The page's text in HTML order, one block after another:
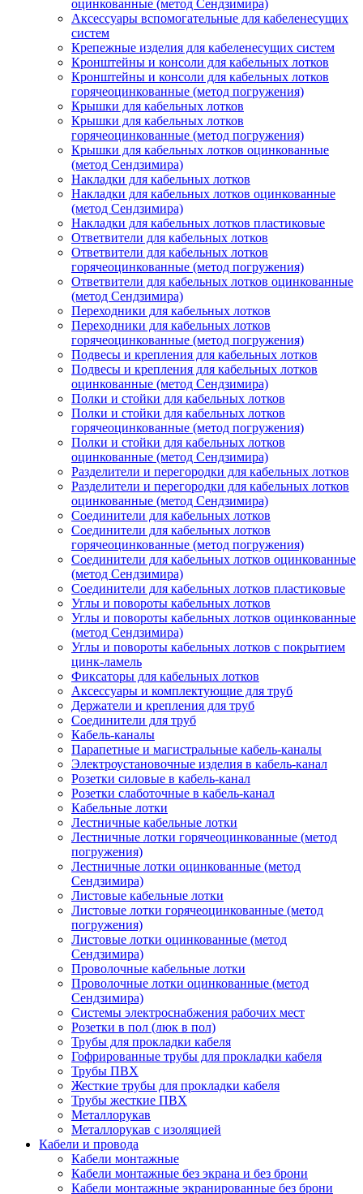
оцинкованные (метод Сендзимира)
Аксессуары вспомогательные для кабеленесущих
систем
Крепежные изделия для кабеленесущих систем
Кронштейны и консоли для кабельных лотков
Кронштейны и консоли для кабельных лотков
горячеоцинкованные (метод погружения)
Крышки для кабельных лотков
Крышки для кабельных лотков
горячеоцинкованные (метод погружения)
Крышки для кабельных лотков оцинкованные
(метод Сендзимира)
Накладки для кабельных лотков
Накладки для кабельных лотков оцинкованные
(метод Сендзимира)
Накладки для кабельных лотков пластиковые
Ответвители для кабельных лотков
Ответвители для кабельных лотков
горячеоцинкованные (метод погружения)
Ответвители для кабельных лотков оцинкованные
(метод Сендзимира)
Переходники для кабельных лотков
Переходники для кабельных лотков
горячеоцинкованные (метод погружения)
Подвесы и крепления для кабельных лотков
Подвесы и крепления для кабельных лотков
оцинкованные (метод Сендзимира)
Полки и стойки для кабельных лотков
Полки и стойки для кабельных лотков
горячеоцинкованные (метод погружения)
Полки и стойки для кабельных лотков
оцинкованные (метод Сендзимира)
Разделители и перегородки для кабельных лотков
Разделители и перегородки для кабельных лотков
оцинкованные (метод Сендзимира)
Соединители для кабельных лотков
Соединители для кабельных лотков
горячеоцинкованные (метод погружения)
Соединители для кабельных лотков оцинкованные
(метод Сендзимира)
Соединители для кабельных лотков пластиковые
Углы и повороты кабельных лотков
Углы и повороты кабельных лотков оцинкованные
(метод Сендзимира)
Углы и повороты кабельных лотков с покрытием
цинк-ламель
Фиксаторы для кабельных лотков
Аксессуары и комплектующие для труб
Держатели и крепления для труб
Соединители для труб
Кабель-каналы
Парапетные и магистральные кабель-каналы
Электроустановочные изделия в кабель-канал
Розетки силовые в кабель-канал
Розетки слаботочные в кабель-канал
Кабельные лотки
Лестничные кабельные лотки
Лестничные лотки горячеоцинкованные (метод
погружения)
Лестничные лотки оцинкованные (метод
Сендзимира)
Листовые кабельные лотки
Листовые лотки горячеоцинкованные (метод
погружения)
Листовые лотки оцинкованные (метод
Сендзимира)
Проволочные кабельные лотки
Проволочные лотки оцинкованные (метод
Сендзимира)
Системы электроснабжения рабочих мест
Розетки в пол (люк в пол)
Трубы для прокладки кабеля
Гофрированные трубы для прокладки кабеля
Трубы ПВХ
Жесткие трубы для прокладки кабеля
Трубы жесткие ПВХ
Металлорукав
Металлорукав с изоляцией
Кабели и провода
Кабели монтажные
Кабели монтажные без экрана и без брони
Кабели монтажные экранированные без брони